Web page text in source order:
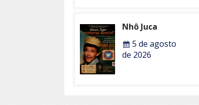
Nhô Juca
5 de agosto
de 2026